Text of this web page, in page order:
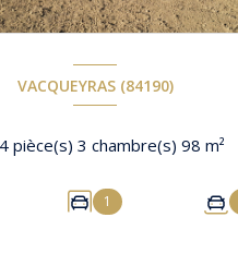
VACQUEYRAS (84190)
Villa 4 pièce(s) 3 chambre(s) 98 m²
1